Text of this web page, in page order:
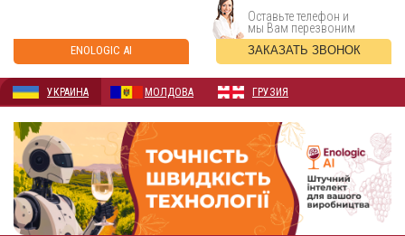
ENOLOGIC AI
Оставьте телефон и
мы Вам перезвоним
ЗАКАЗАТЬ ЗВОНОК
УКРАИНА МОЛДОВА ГРУЗИЯ